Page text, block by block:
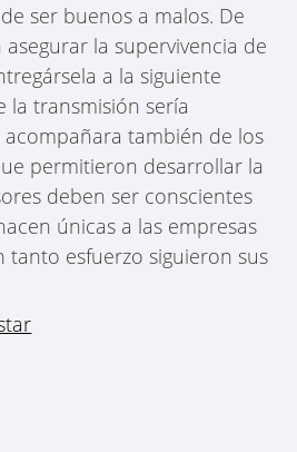
ser buenos a malos. De
la supervivencia de
a la siguiente
la transmisión sería
también de los
permitieron desarrollar la
deben ser conscientes
únicas a las empresas
tanto esfuerzo siguieron sus